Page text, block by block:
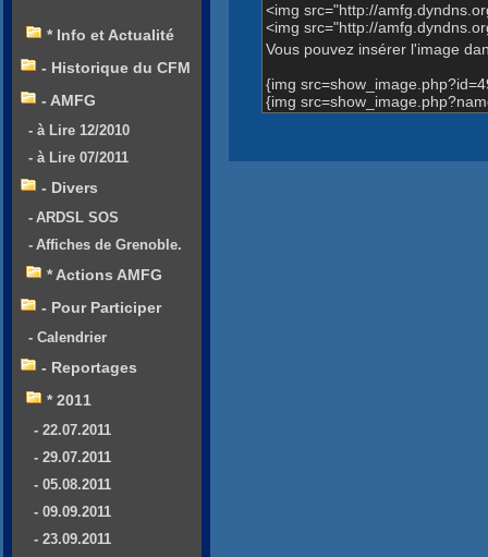
<img src="http://
<img src="http://
Vous pouvez insérer l'image
{img
{img
* Info et Actualité
- Historique du CFM
- AMFG
- à Lire 12/2010
- à Lire 07/2011
- Divers
- ARDSL SOS
- Affiches de Grenoble.
* Actions AMFG
- Pour Participer
- Calendrier
- Reportages
* 2011
- 22.07.2011
- 29.07.2011
- 05.08.2011
- 09.09.2011
- 23.09.2011